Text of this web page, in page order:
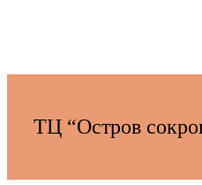
ТЦ “Остров